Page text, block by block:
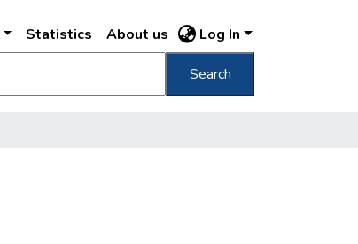
Statistics About us Log In
Search